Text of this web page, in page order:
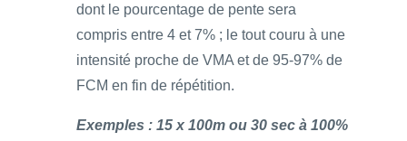
dont le pourcentage de pente sera
compris entre 4 et 7% ; le tout couru à une
intensité proche de VMA et de 95-97% de
FCM en fin de répétition.
Exemples : 15 x 100m ou 30 sec à 100%